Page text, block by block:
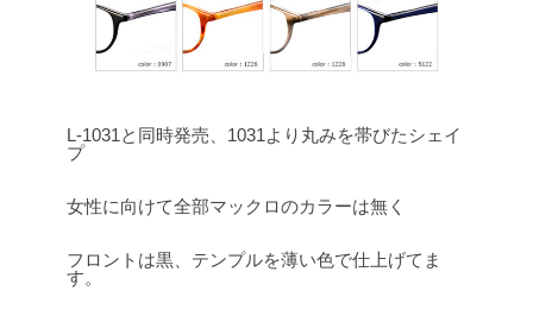
L-1031と同時発売、1031より丸みを帯びたシェイ
プ
女性に向けて全部マックロのカラーは無く
フロントは黒、テンプルを薄い色で仕上げてま
す。